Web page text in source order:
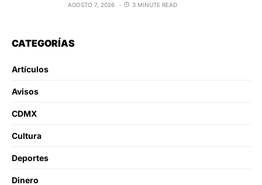
AGOSTO 7, 2026 3 MINUTE READ
CATEGORÍAS
Artículos
Avisos
CDMX
Cultura
Deportes
Dinero